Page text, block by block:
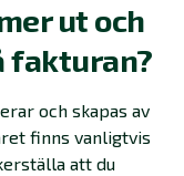
ut och
fakturan?
och skapas av
finns vanligtvis
att du